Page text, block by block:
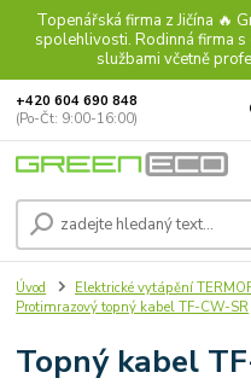
Topenářská firma z Jičína 🔥
spolehlivosti. Rodinná firma
službami včetně
+420 604 690 848
(Po-Čt: 9:00-16:00)
Úvod Elektrické vytápění
Protimrazový topný kabel TF-CW-SR
Topný kabel